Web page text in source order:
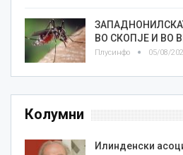
ВО СКОПЈЕ И ВО
Плусинфо 05/08/
Колумни
Илинденски